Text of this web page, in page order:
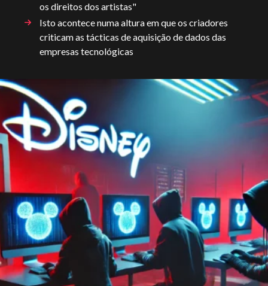
os direitos dos artistas"
Isto acontece numa altura em que os criadores
criticam as tácticas de aquisição de dados das
empresas tecnológicas